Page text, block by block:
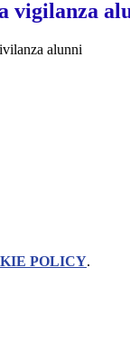
vigilanza
alunni
POLICY.